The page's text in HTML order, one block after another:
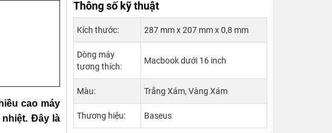
cao máy
Đây là
Thông số kỹ thuật
Kích thước: 287 mm x 207 mm x 0,8 mm
Dòng máy
tương thích:
Macbook dưới 16 inch
Màu: Trắng Xám, Vàng Xám
Thương hiệu: Baseus